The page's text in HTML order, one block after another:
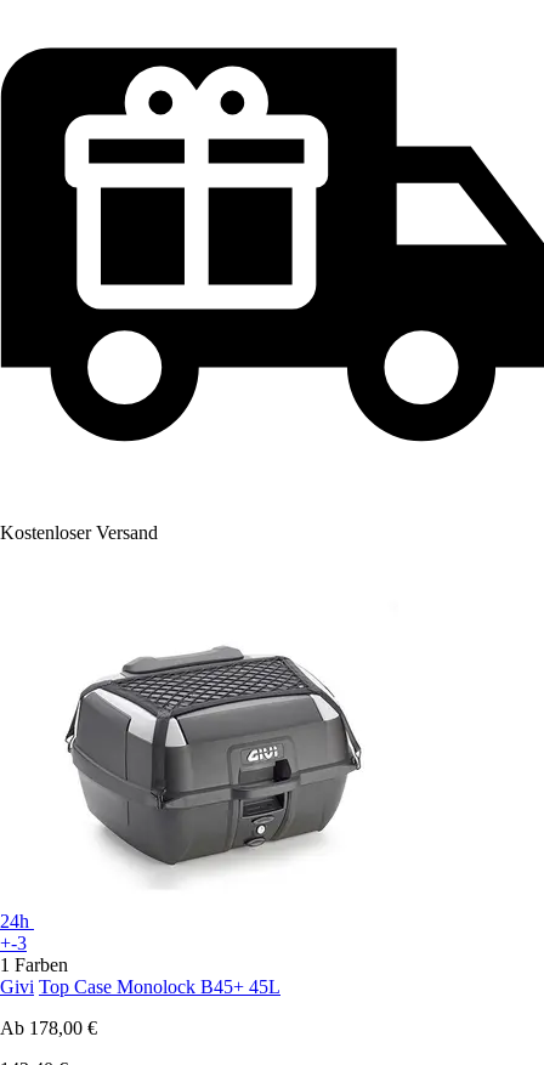
Kostenloser Versand
24h
+-3
1 Farben
Givi Top Case Monolock B45+ 45L
Ab 178,00 €